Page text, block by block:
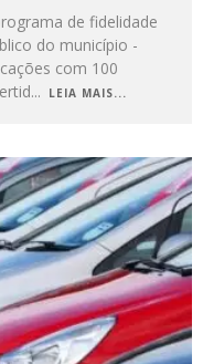
de fidelidade
do município -
com 100
... LEIA MAIS...